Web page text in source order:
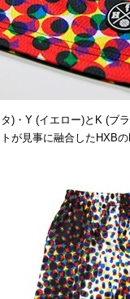
)・Y (イエロー)とK (ブ
が見事に融合したHXB